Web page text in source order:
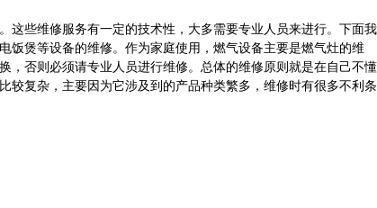
这些维修服务有一定的技术性，大多需要专业人员来进行。下面我
饭煲等设备的维修。作为家庭使用，燃气设备主要是燃气灶的维
否则必须请专业人员进行维修。总体的维修原则就是在自己不懂
复杂，主要因为它涉及到的产品种类繁多，维修时有很多不利条